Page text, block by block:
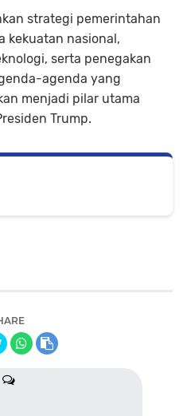
strategi pemerintahan
kekuatan nasional,
serta penegakan
agenda yang
menjadi pilar utama
Trump.